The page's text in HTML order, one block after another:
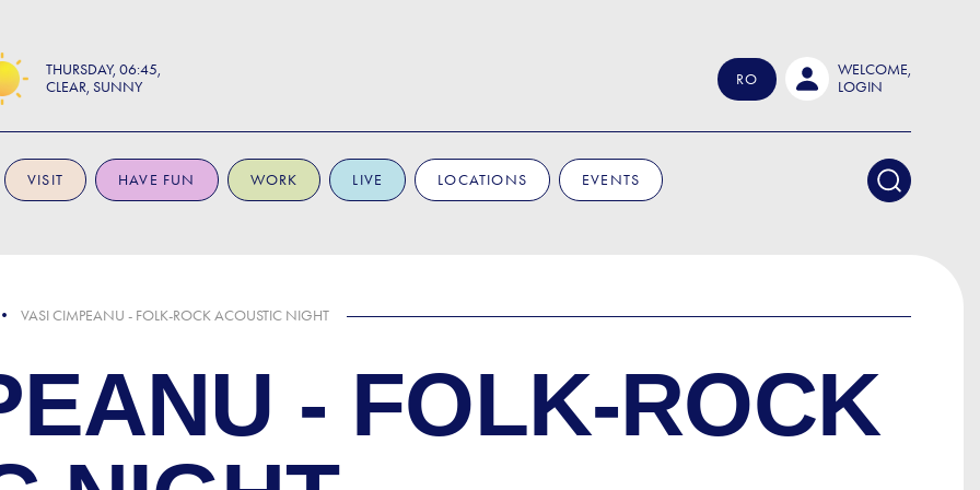
THURSDAY 06:45
CLEAR, SUNNY
RO
WELCOME,
LOGIN
VISIT HAVE FUN WORK LIVE LOCATIONS EVENTS
VASI CIMPEANU - FOLK-ROCK ACOUSTIC NIGHT
- FOLK-ROCK